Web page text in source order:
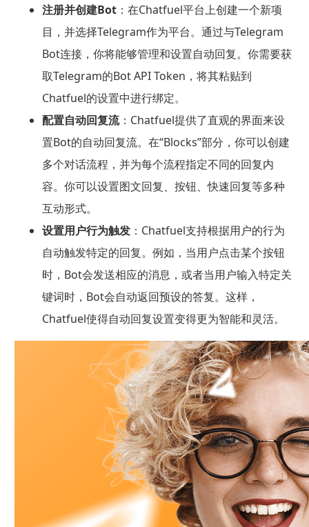
注册并创建Bot：在Chatfuel平台上创建一个新项
目，并选择Telegram作为平台。通过与Telegram
Bot连接，你将能够管理和设置自动回复。你需要获
取Telegram的Bot API Token，将其粘贴到
Chatfuel的设置中进行绑定。
配置自动回复流：Chatfuel提供了直观的界面来设
置Bot的自动回复流。在“Blocks”部分，你可以创建
多个对话流程，并为每个流程指定不同的回复内
容。你可以设置图文回复、按钮、快速回复等多种
互动形式。
设置用户行为触发：Chatfuel支持根据用户的行为
自动触发特定的回复。例如，当用户点击某个按钮
时，Bot会发送相应的消息，或者当用户输入特定关
键词时，Bot会自动返回预设的答复。这样，
Chatfuel使得自动回复设置变得更为智能和灵活。